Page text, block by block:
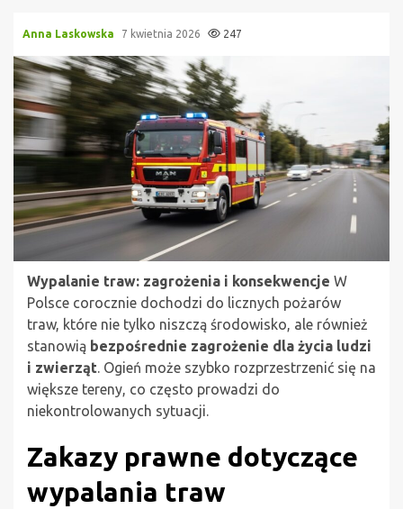
Anna Laskowska 7 kwietnia 2026 247
Wypalanie traw: zagrożenia i konsekwencje W
Polsce corocznie dochodzi do licznych pożarów
traw, które nie tylko niszczą środowisko, ale również
stanowią bezpośrednie zagrożenie dla życia ludzi
i zwierząt. Ogień może szybko rozprzestrzenić się na
większe tereny, co często prowadzi do
niekontrolowanych sytuacji.
Zakazy prawne dotyczące
wypalania traw